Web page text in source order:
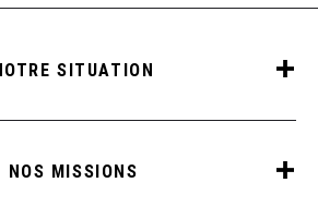
SITUATION
NOS MISSIONS